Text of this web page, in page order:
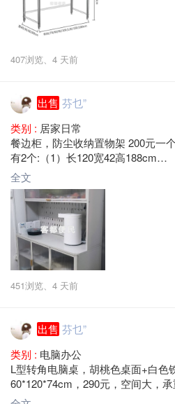
407浏览、 4 天前
出售 芬乜”
类别 : 居家日常
餐边柜，防尘收纳置物架 200元一个
有2个:（1）长120宽42高188cm
（2） 长100宽42高188cm
梅县区大山路 自提
全文
451浏览、 4 天前
出售 芬乜”
类别 : 电脑办公
L型转角电脑桌，胡桃色桌面+白色
60*120*74cm，290元，空间大，
敞，适合办公学习用。成色还可以